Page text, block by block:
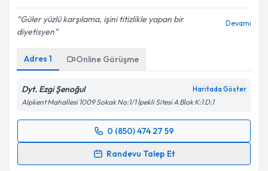
Güler yüzlü karşılama, işini titizlikle yapan bir
diyetisyen
Devamı
Adres 1 Online Görüşme
Dyt. Ezgi Şenoğul Haritada Göster
Alpkent Mahallesi 1009 Sokak No:1/1 İpekli Sitesi A Blok K:1 D:1
0 (850) 474 27 59
Randevu Talep Et
Randevu Takvimi Talebi